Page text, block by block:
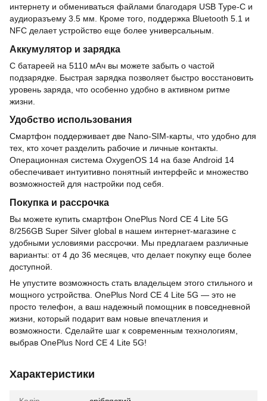
интернету и обмениваться файлами благодаря USB Type-C и
аудиоразъему 3.5 мм. Кроме того, поддержка Bluetooth 5.1 и
NFC делает устройство еще более универсальным.
Аккумулятор и зарядка
С батареей на 5110 мАч вы можете забыть о частой
подзарядке. Быстрая зарядка позволяет быстро восстановить
уровень заряда, что особенно удобно в активном ритме
жизни.
Удобство использования
Смартфон поддерживает две Nano-SIM-карты, что удобно для
тех, кто хочет разделить рабочие и личные контакты.
Операционная система OxygenOS 14 на базе Android 14
обеспечивает интуитивно понятный интерфейс и множество
возможностей для настройки под себя.
Покупка и рассрочка
Вы можете купить смартфон OnePlus Nord CE 4 Lite 5G
8/256GB Super Silver global в нашем интернет-магазине с
удобными условиями рассрочки. Мы предлагаем различные
варианты: от 4 до 36 месяцев, что делает покупку еще более
доступной.
Не упустите возможность стать владельцем этого стильного и
мощного устройства. OnePlus Nord CE 4 Lite 5G — это не
просто телефон, а ваш надежный помощник в повседневной
жизни, который подарит вам новые впечатления и
возможности. Сделайте шаг к современным технологиям,
выбрав OnePlus Nord CE 4 Lite 5G!
Характеристики